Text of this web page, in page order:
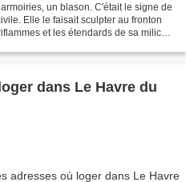
un blason. C'était le signe de
Elle le faisait sculpter au fronton
et les étendards de sa milice ;
dans Le Havre du